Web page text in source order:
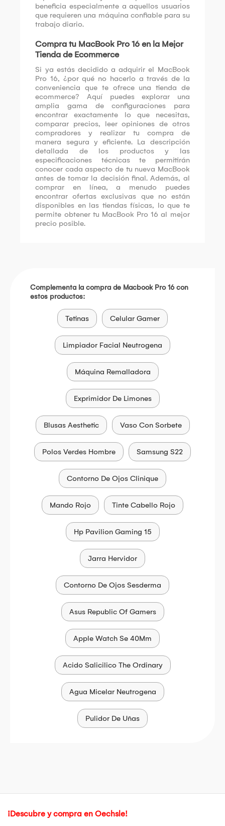
beneficia especialmente a aquellos usuarios
que requieren una máquina confiable para su
trabajo diario.
Compra tu MacBook Pro 16 en la Mejor
Tienda de Ecommerce
Si ya estás decidido a adquirir el MacBook
Pro 16, ¿por qué no hacerlo a través de la
conveniencia que te ofrece una tienda de
ecommerce? Aquí puedes explorar una
amplia gama de configuraciones para
encontrar exactamente lo que necesitas,
comparar precios, leer opiniones de otros
compradores y realizar tu compra de
manera segura y eficiente. La descripción
detallada de los productos y las
especificaciones técnicas te permitirán
conocer cada aspecto de tu nueva MacBook
antes de tomar la decisión final. Además, al
comprar en línea, a menudo puedes
encontrar ofertas exclusivas que no están
disponibles en las tiendas físicas, lo que te
permite obtener tu MacBook Pro 16 al mejor
precio posible.
Complementa la compra de Macbook Pro 16 con
estos productos:
Tetinas Celular Gamer
Limpiador Facial Neutrogena
Máquina Remalladora
Exprimidor De Limones
Blusas Aesthetic Vaso Con Sorbete
Polos Verdes Hombre Samsung S22
Contorno De Ojos Clinique
Mando Rojo Tinte Cabello Rojo
Hp Pavilion Gaming 15
Jarra Hervidor
Contorno De Ojos Sesderma
Asus Republic Of Gamers
Apple Watch Se 40Mm
Acido Salicilico The Ordinary
Agua Micelar Neutrogena
Pulidor De Uñas
¡Descubre y compra en Oechsle!